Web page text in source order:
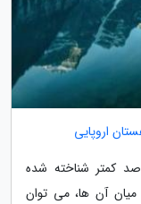
کمتر شناخته شده
میان آن ها، می توان